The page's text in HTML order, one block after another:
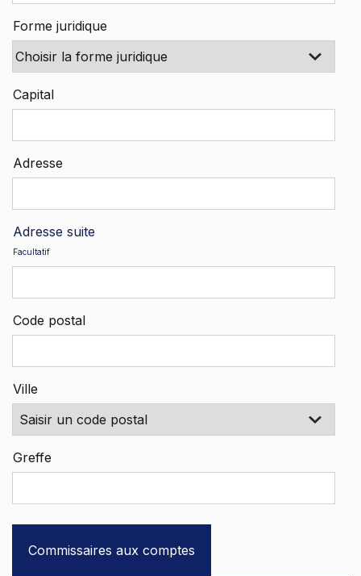
Forme juridique
Capital
Adresse
Adresse suite
Facultatif
Code postal
Ville
Greffe
Commissaires aux comptes